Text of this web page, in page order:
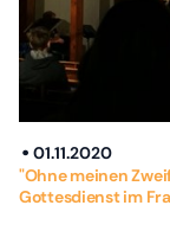
01.11.2020
"Ohne meinen
Gottesdienst im